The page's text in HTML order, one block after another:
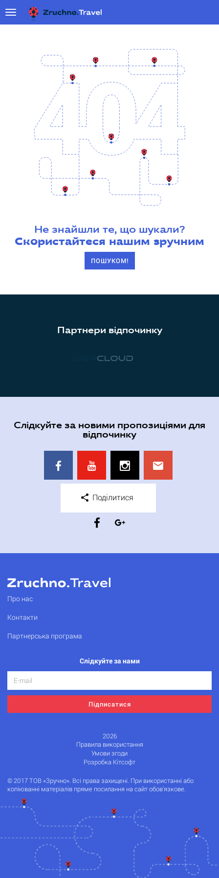
Не знайшли те, що шукали?
Скористайтеся нашим зручним
ПОШУКОМ!
Партнери відпочинку
Слідкуйте за новими пропозиціями для
відпочинку
Поділитися
Про нас
Контакти
Партнерська програма
Слідкуйте за нами
Підписатися
2026
Правила використання
Умови згоди
Розробка Кітсофт
© 2017 ТОВ «Зручно». Всі права захищені. При використанні або
копіюванні матеріалів пряме посилання на сайт обов'язкове.